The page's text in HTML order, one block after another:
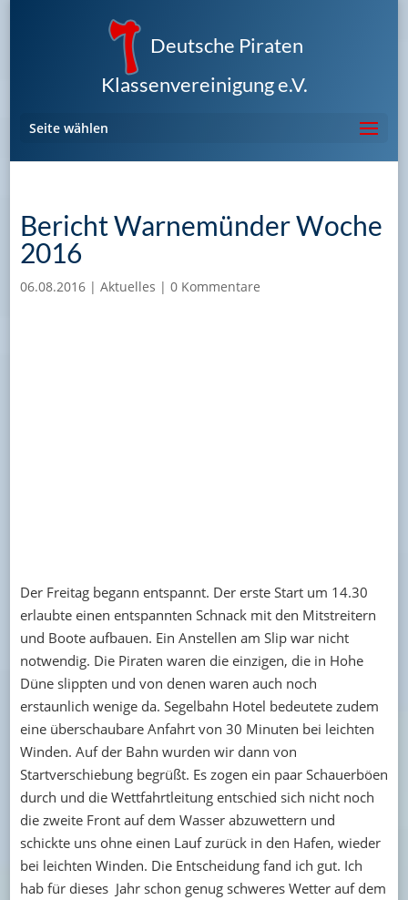
Deutsche Piraten
Klassenvereinigung e.V.
Seite wählen
Bericht Warnemünder Woche
2016
06.08.2016| Aktuelles | 0 Kommentare
Der Freitag begann entspannt. Der erste Start um 14.30
erlaubte einen entspannten Schnack mit den Mitstreitern
und Boote aufbauen. Ein Anstellen am Slip war nicht
notwendig. Die Piraten waren die einzigen, die in Hohe
Düne slippten und von denen waren auch noch
erstaunlich wenige da. Segelbahn Hotel bedeutete zudem
eine überschaubare Anfahrt von 30 Minuten bei leichten
Winden. Auf der Bahn wurden wir dann von
Startverschiebung begrüßt. Es zogen ein paar Schauerböen
durch und die Wettfahrtleitung entschied sich nicht noch
die zweite Front auf dem Wasser abzuwettern und
schickte uns ohne einen Lauf zurück in den Hafen, wieder
bei leichten Winden. Die Entscheidung fand ich gut. Ich
hab für dieses Jahr schon genug schweres Wetter auf dem